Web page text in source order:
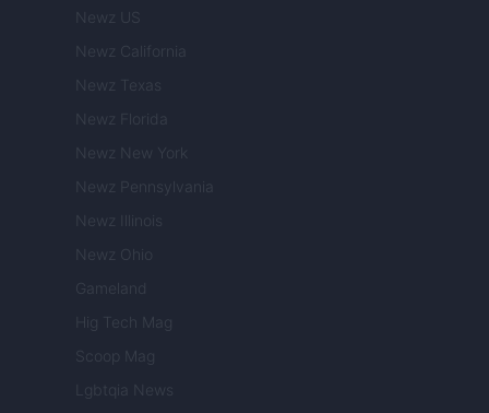
Newz US
Newz California
Newz Texas
Newz Florida
Newz New York
Newz Pennsylvania
Newz Illinois
Newz Ohio
Gameland
Hig Tech Mag
Scoop Mag
Lgbtqia News